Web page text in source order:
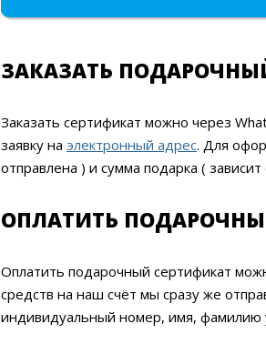
ЗАКАЗАТЬ
Заказать сертификат можно через
заявку на электронный адрес. Для
отправлена ) и сумма подарка (
ОПЛАТИТЬ
Оплатить подарочный сертификат
средств на наш счёт мы сразу же
индивидуальный номер, имя, фамилию